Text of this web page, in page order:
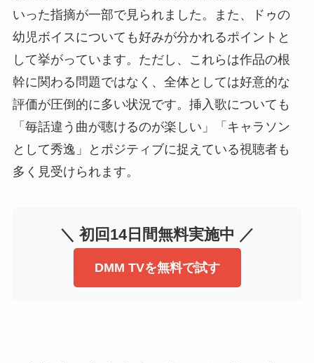
いった指摘が一部で見られました。また、ドゥの
幼児ボイスについても好みが分かれるポイントと
して挙がっています。ただし、これらは作品の根
幹に関わる問題ではなく、全体としては好意的な
評価が圧倒的に多い状況です。挿入歌についても
「毎話違う曲が聴けるのが楽しい」「キャラソン
として秀逸」とポジティブに捉えている視聴者も
多く見受けられます。
＼ 初回14日間無料実施中 ／
DMM TVを無料で試す